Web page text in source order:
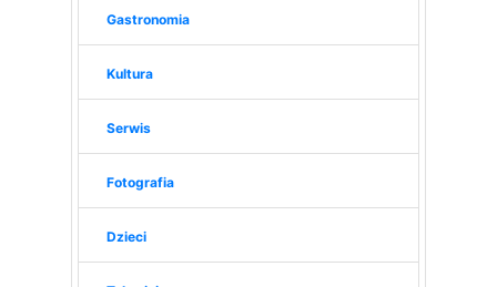
Gastronomia
Kultura
Serwis
Fotografia
Dzieci